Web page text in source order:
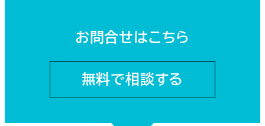
お問合せはこちら
無料で相談する